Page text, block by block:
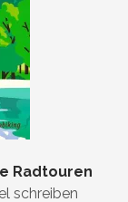
Radtouren
schreiben